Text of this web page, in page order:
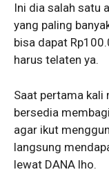
Ini dia salah satu
yang paling
bisa dapat
harus telaten ya.
Saat pertama kali
bersedia
agar ikut
langsung
lewat DANA lho.